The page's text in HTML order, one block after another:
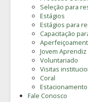
Seleção para
Estágios
Estágios para
Capacitação
Jovem Aprendiz
Voluntariado
Visitas
Coral
Fale Conosco